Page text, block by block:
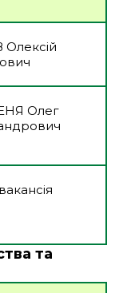
Олег
вакансія
та